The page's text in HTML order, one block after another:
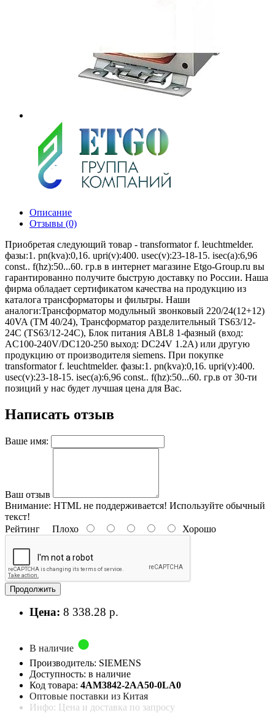
Описание
Отзывы (0)
Приобретая следующий товар - transformator f. leuchtmelder.
фазы:1. pn(kva):0,16. upri(v):400. usec(v):23-18-15. isec(a):6,96
const.. f(hz):50...60. гр.в в интернет магазине Etgo-Group.ru вы
гарантированно получите быструю доставку по России. Наша
фирма обладает сертификатом качества на продукцию из
каталога трансформаторы и фильтры. Наши
аналоги:Трансформатор модульный звонковый 220/24(12+12)
40VA (TM 40/24), Трансформатор разделительный TS63/12-
24C (TS63/12-24C), Блок питания ABL8 1-фазный (вход:
AC100-240V/DC120-250 выход: DC24V 1.2A) или другую
продукцию от производителя siemens. При покупке
transformator f. leuchtmelder. фазы:1. pn(kva):0,16. upri(v):400.
usec(v):23-18-15. isec(a):6,96 const.. f(hz):50...60. гр.в от 30-ти
позиций у нас будет лучшая цена для Вас.
Написать отзыв
Ваше имя:
Ваш отзыв
Внимание: HTML не поддерживается! Используйте обычный
текст!
Рейтинг Плохо Хорошо
Продолжить
Цена: 8 338.28 р.
В наличие
Производитель: SIEMENS
Доступность: в наличие
Код товара: 4AM3842-2AA50-0LA0
Оптовые поставки из Китая
Инфо: Цена и доставка по запросу